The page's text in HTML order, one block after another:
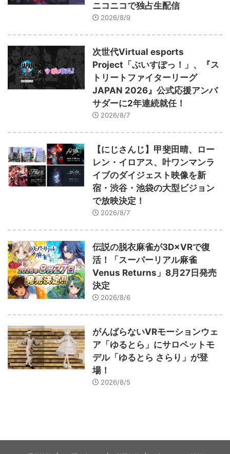
ニコニコで独占生配信
2026/8/9
次世代Virtual esports
Project「ぶいすぽっ！」、『ス
トリートファイターリーグ
JAPAN 2026』公式応援アンバ
サダーに2年連続就任！
2026/8/7
【にじさんじ】甲斐田晴、ロー
レン・イロアス、叶ワンマンラ
イブのダイジェスト映像を新
宿・渋谷・池袋の大型ビジョン
で放映決定！
2026/8/7
伝説の脱衣麻雀が3D×VRで復
活！「スーパーリアル麻雀
Venus Returns」8月27日発売
決定
2026/8/6
がんばらないVRモーションウェ
ア「ゆるとら」にサロペットモ
デル「ゆるとら さらり」が登
場！
2026/8/5